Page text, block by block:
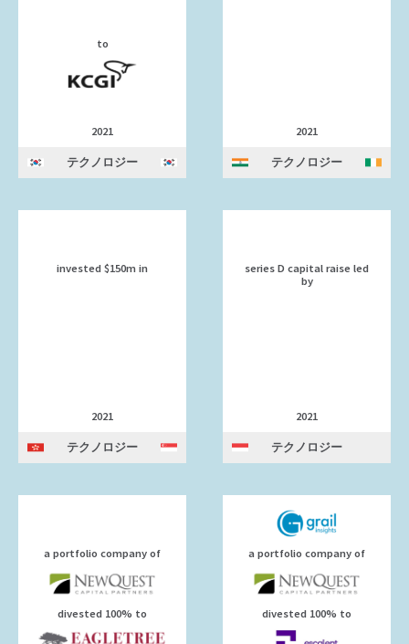
to
2021
テクノロジー
2021
テクノロジー
invested $150m in
2021
テクノロジー
series D capital raise led
by
2021
テクノロジー
a portfolio company of
divested 100% to
a portfolio company of
divested 100% to